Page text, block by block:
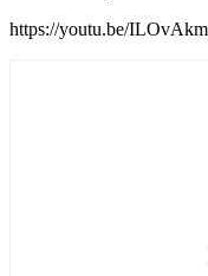
https://youtu.be/